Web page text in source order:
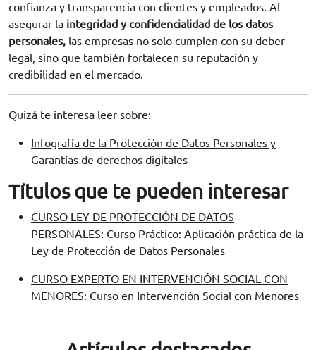
confianza y transparencia con clientes y empleados. Al
asegurar la integridad y confidencialidad de los datos
personales, las empresas no solo cumplen con su deber
legal, sino que también fortalecen su reputación y
credibilidad en el mercado.
Quizá te interesa leer sobre:
Infografía de la Protección de Datos Personales y
Garantías de derechos digitales
Títulos que te pueden interesar
CURSO LEY DE PROTECCIÓN DE DATOS
PERSONALES: Curso Práctico: Aplicación práctica de la
Ley de Protección de Datos Personales
CURSO EXPERTO EN INTERVENCIÓN SOCIAL CON
MENORES: Curso en Intervención Social con Menores